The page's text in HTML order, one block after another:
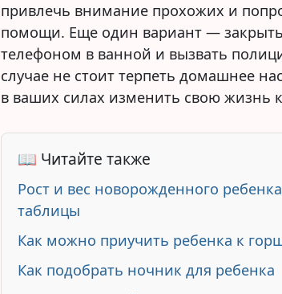
привлечь внимание прохожих и
помощи. Еще один вариант —
телефоном в ванной и вызвать
случае не стоит терпеть домашнее
в ваших силах изменить свою жизнь
📖 Читайте также
Рост и вес новорожденного
таблицы
Как можно приучить ребенка к
Как подобрать ночник для ребенка